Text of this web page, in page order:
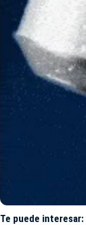
Te puede interesar: